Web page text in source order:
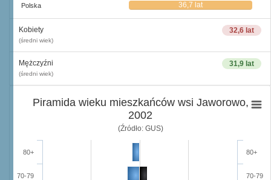
Polska 36,7 lat
32,6 lat
Kobiety
(średni wiek)
31,9 lat
Mężczyźni
(średni wiek)
Piramida wieku mieszkańców wsi Jaworowo,
2002
(Źródło: GUS)
70-79
80+
70-79
80+